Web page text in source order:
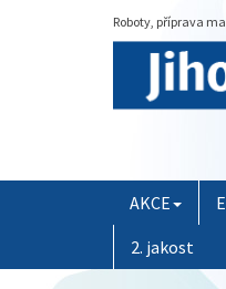
Roboty, příprava
AKCE
2. jakost